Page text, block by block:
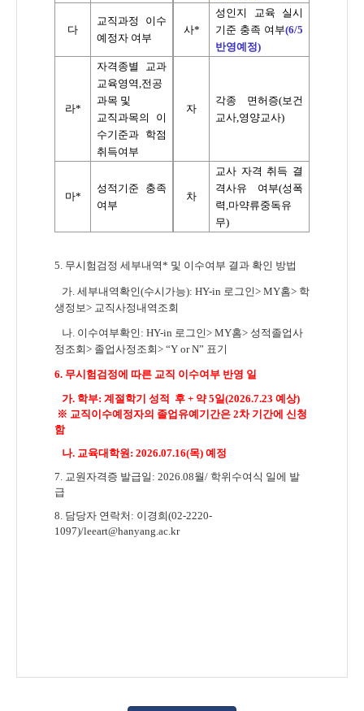
다
교직과정 이수
예정자 여부
사*
성인지 교육 실시
기준 충족 여부(6/5
반영예정)
라*
자격종별 교과
교육영역,전공
과목 및
교직과목의 이
수기준과 학점
취득여부
자
각종 면허증(보건
교사,영양교사)
마*
성적기준 충족
여부
차
교사 자격 취득 결
격사유 여부(성폭
력,마약류중독유
무)
5. 무시험검정 세부내역* 및 이수여부 결과 확인 방법
가. 세부내역확인(수시가능): HY-in 로그인> MY홈> 학
생정보> 교직사정내역조회
나. 이수여부확인 : HY-in 로그인> MY홈> 성적졸업사
정조회> 졸업사정조회> “Y or N” 표기
6. 무시험검정에 따른 교직 이수여부 반영 일
가. 학부: 계절학기 성적 후 + 약 5일(2026.7.23 예상)
※ 교직이수예정자의 졸업유예기간은 2차 기간에 신청
함
나. 교육대학원: 2026.07.16(목) 예정
7. 교원자격증 발급일 : 2026.08월/ 학위수여식 일에 발
급
8. 담당자 연락처: 이경희(02-2220-
1097)/leeart@hanyang.ac.kr